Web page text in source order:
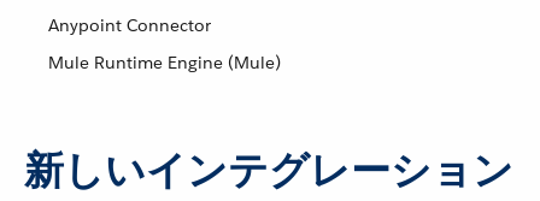
Anypoint Connector
Mule Runtime Engine (Mule)
新しいインテグレーション